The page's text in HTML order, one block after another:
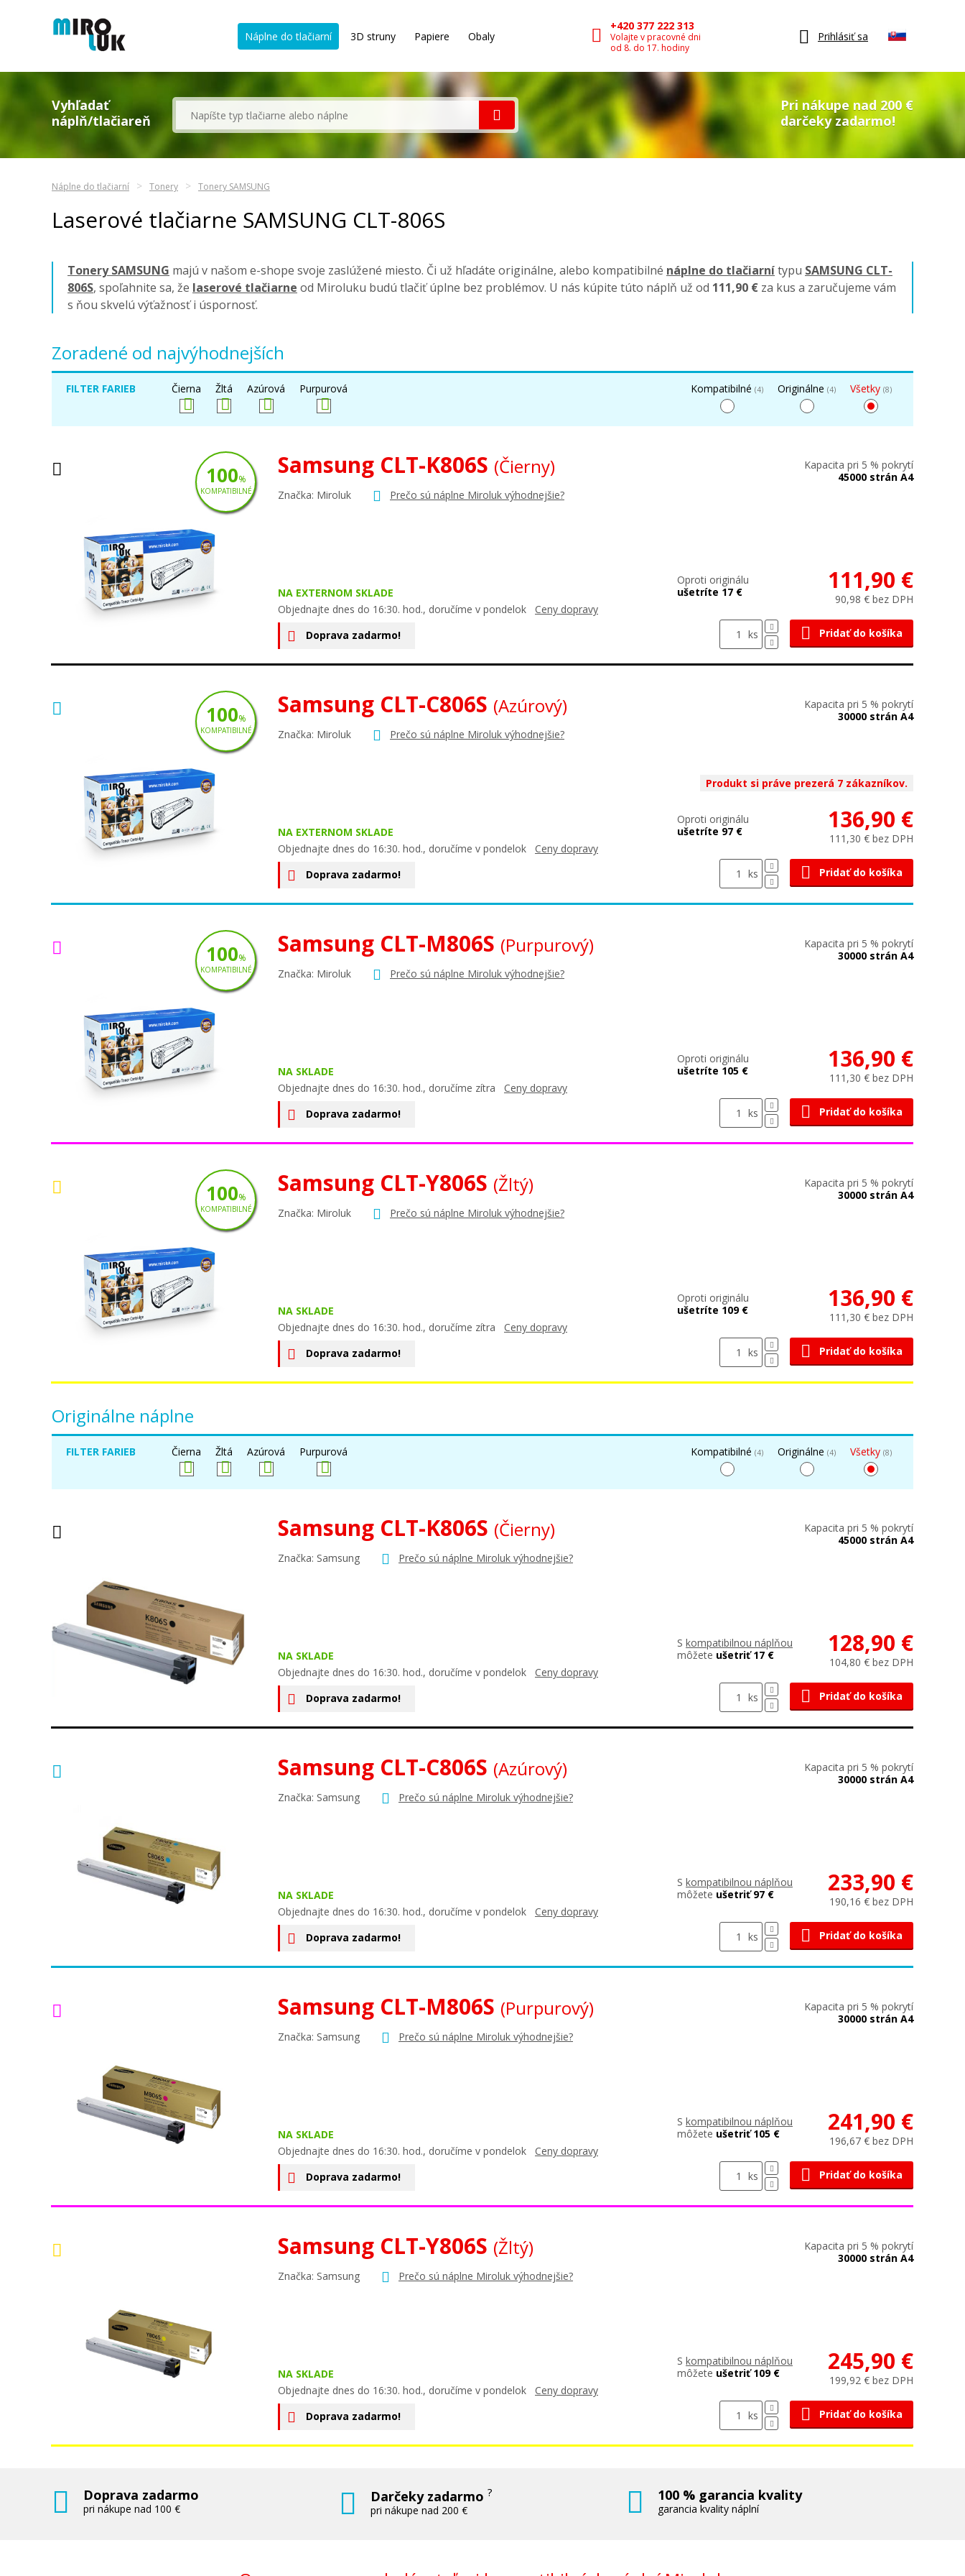
Náplne do tlačiarní 3D struny Papiere Obaly
+420 377 222 313
Volajte v pracovné dni
od 8. do 17. hodiny
Prihlásiť sa
Vyhľadať
náplň/tlačiareň
Pri nákupe nad 200 €
darčeky zadarmo!
Náplne do tlačiarní Tonery Tonery SAMSUNG
Laserové tlačiarne SAMSUNG CLT-806S
Tonery SAMSUNG majú v našom e-shope svoje zaslúžené miesto. Či už hľadáte originálne, alebo kompatibilné náplne do tlačiarnítypu SAMSUNG CLT-
806S, spoľahnite sa, že laserové tlačiarne od Miroluku budú tlačiť úplne bez problémov. U nás kúpite túto náplň už od 111,90 € za kus a zaručujeme vám
s ňou skvelú výťažnosť i úspornosť.
Zoradené od najvýhodnejších
FILTER FARIEB Čierna Žltá Azúrová Purpurová Kompatibilné (4) Originálne (4) Všetky (8)
Samsung CLT-K806S (Čierny)
Značka: Miroluk Prečo sú náplne Miroluk výhodnejšie?
NA EXTERNOM SKLADE
Objednajte dnes do 16:30. hod., doručíme v pondelok Ceny dopravy
Doprava zadarmo!
Kapacita pri 5 % pokrytí
45000 strán A4
Oproti originálu
ušetríte 17 €
111,90 €
90,98 € bez DPH
ks Pridať do košíka
100%
KOMPATIBILNÉ
Samsung CLT-C806S (Azúrový)
Značka: Miroluk Prečo sú náplne Miroluk výhodnejšie?
NA EXTERNOM SKLADE
Objednajte dnes do 16:30. hod., doručíme v pondelok Ceny dopravy
Doprava zadarmo!
Kapacita pri 5 % pokrytí
30000 strán A4
Produkt si práve prezerá 7 zákazníkov.
Oproti originálu
ušetríte 97 €
136,90 €
111,30 € bez DPH
ks Pridať do košíka
100%
KOMPATIBILNÉ
Samsung CLT-M806S (Purpurový)
Značka: Miroluk Prečo sú náplne Miroluk výhodnejšie?
NA SKLADE
Objednajte dnes do 16:30. hod., doručíme zítra Ceny dopravy
Doprava zadarmo!
Kapacita pri 5 % pokrytí
30000 strán A4
Oproti originálu
ušetríte 105 €
136,90 €
111,30 € bez DPH
ks Pridať do košíka
100%
KOMPATIBILNÉ
Samsung CLT-Y806S (Žltý)
Značka: Miroluk Prečo sú náplne Miroluk výhodnejšie?
NA SKLADE
Objednajte dnes do 16:30. hod., doručíme zítra Ceny dopravy
Doprava zadarmo!
Kapacita pri 5 % pokrytí
30000 strán A4
Oproti originálu
ušetríte 109 €
136,90 €
111,30 € bez DPH
ks Pridať do košíka
100%
KOMPATIBILNÉ
Originálne náplne
FILTER FARIEB Čierna Žltá Azúrová Purpurová Kompatibilné (4) Originálne (4) Všetky (8)
Samsung CLT-K806S (Čierny)
Značka: Samsung Prečo sú náplne Miroluk výhodnejšie?
NA SKLADE
Objednajte dnes do 16:30. hod., doručíme v pondelok Ceny dopravy
Doprava zadarmo!
Kapacita pri 5 % pokrytí
45000 strán A4
S kompatibilnou náplňou
môžete ušetriť 17 € 128,90 €
104,80 € bez DPH
ks Pridať do košíka
Samsung CLT-C806S (Azúrový)
Značka: Samsung Prečo sú náplne Miroluk výhodnejšie?
NA SKLADE
Objednajte dnes do 16:30. hod., doručíme v pondelok Ceny dopravy
Doprava zadarmo!
Kapacita pri 5 % pokrytí
30000 strán A4
S kompatibilnou náplňou
môžete ušetriť 97 € 233,90 €
190,16 € bez DPH
ks Pridať do košíka
Samsung CLT-M806S (Purpurový)
Značka: Samsung Prečo sú náplne Miroluk výhodnejšie?
NA SKLADE
Objednajte dnes do 16:30. hod., doručíme v pondelok Ceny dopravy
Doprava zadarmo!
Kapacita pri 5 % pokrytí
30000 strán A4
S kompatibilnou náplňou
môžete ušetriť 105 € 241,90 €
196,67 € bez DPH
ks Pridať do košíka
Samsung CLT-Y806S (Žltý)
Značka: Samsung Prečo sú náplne Miroluk výhodnejšie?
NA SKLADE
Objednajte dnes do 16:30. hod., doručíme v pondelok Ceny dopravy
Doprava zadarmo!
Kapacita pri 5 % pokrytí
30000 strán A4
S kompatibilnou náplňou
môžete ušetriť 109 € 245,90 €
199,92 € bez DPH
ks Pridať do košíka
Doprava zadarmo
pri nákupe nad 100 €
Darčeky zadarmo?
pri nákupe nad 200 €
100 % garancia kvality
garancia kvality náplní